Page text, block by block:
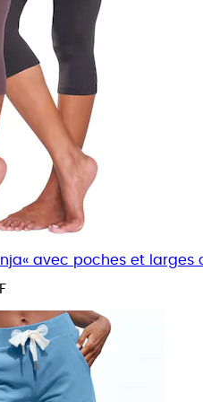
avec poches et larges